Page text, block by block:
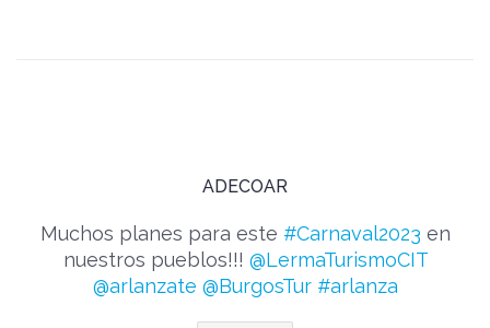
ADECOAR
Muchos planes para este #Carnaval2023 en
nuestros pueblos!!! @LermaTurismoCIT
@arlanzate @BurgosTur #arlanza